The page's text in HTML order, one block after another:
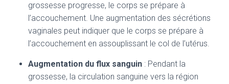
grossesse progresse, le corps se prépare à
l’accouchement. Une augmentation des sécrétions
vaginales peut indiquer que le corps se prépare à
l’accouchement en assouplissant le col de l’utérus.
Augmentation du flux sanguin : Pendant la
grossesse, la circulation sanguine vers la région